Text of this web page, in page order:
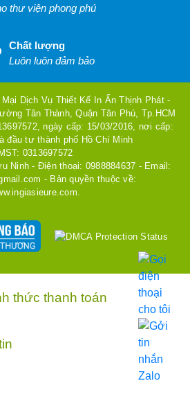
thư viện phong phú
Chất lượng
Luôn luôn đảm bảo
Dịch Vụ Thiết Kế In Ấn Thịnh Phát -
Tân Thành, Quận Tân Phú, Tp.HCM
ngày cấp: 15/03/2016, nơi cấp:
đầu tư thành phố Hồ Chí Minh
MST: 0313697572
Ninh - Điện thoại: 0988884637 - Email:
- Bản quyền thuộc về:
thức thanh toán